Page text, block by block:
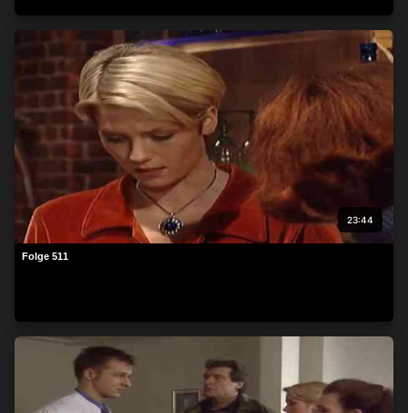
Sie der Verarbeitung zustimmen oder diese ablehnen. Bitte
beachten Sie, dass die Verarbeitung mancher
personenbezogenen Daten ohne Ihre Einwilligung stattfinden
kann, obwohl Sie das Recht haben, einer solchen Verarbeitung
zu widersprechen. Ihre Einstellungen gelten lediglich für diese
Website. Sie können Ihre Einstellungen jederzeit ändern oder
Ihre Einwilligung widerrufen, indem Sie zu dieser Website
zurückkehren und unten auf der Webseite auf die Schaltfläche
"Datenschutz" klicken.
23:44
Folge 511